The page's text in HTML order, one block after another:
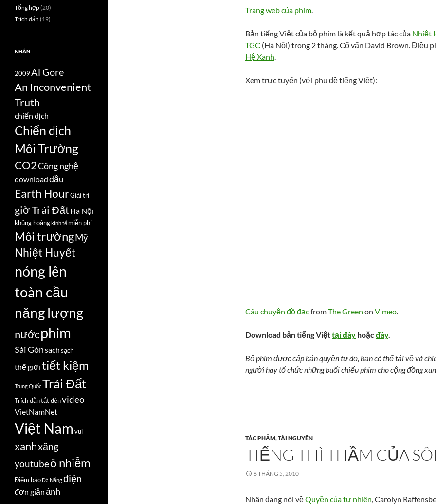
Trang web của phim.
Bản tiếng Việt của bộ phim là kết quả hợp tác của Nhiệt
TGC (Hà Nội) trong 2 tháng. Cố vấn David Brown. Điều
Hệ Xanh.
Xem trực tuyến (với phụ đề tiếng Việt):
Câu chuyện đồ đạcfromThe Green on Vimeo.
Download bản tiếng Việttại đây hoặcđây.
Bộ phim được cấp bản quyền tự dọ, bạn có thể tải về và
người hay tổ chức những buổi chiếu phim cho cộng đồng
TÁC PHẨM,TÀI NGUYÊN
TIẾNG THÌ THẦM CỦA
6 THÁNG 5, 2010
Nhân đang nói vềQuyền của tự nhiên, Carolyn
Tổng hợp(20)
Trích dẫn (19)
NHÃN
2009Al Gore
An Inconvenient
Truth
chiến dịch
Chiến dịch
Môi Trường
CO2Công nghệ
downloaddầu
Earth HourGiải trí
giờ Trái ĐấtHà Nội
khủng hoảngkinh tế miễn phí
Môi trườngMỹ
Nhiệt Huyết
nóng lên
toàn cầu
năng lượng
nướcphim
Sài Gònsáchsạch
thế giớitiết kiệm
Trung QuốcTrái Đất
Trích dẫntắt đènvideo
VietNamNet
Việt Nam vui
xanhxăng
youtubeô nhiễm
Điểm báoĐà Nẵngđiện
đơn giảnảnh